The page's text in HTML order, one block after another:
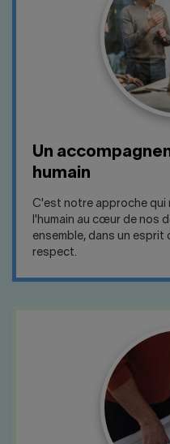
Un
humain
C'est notre approche qui
l'humain au cœur de nos
ensemble, dans un
respect.